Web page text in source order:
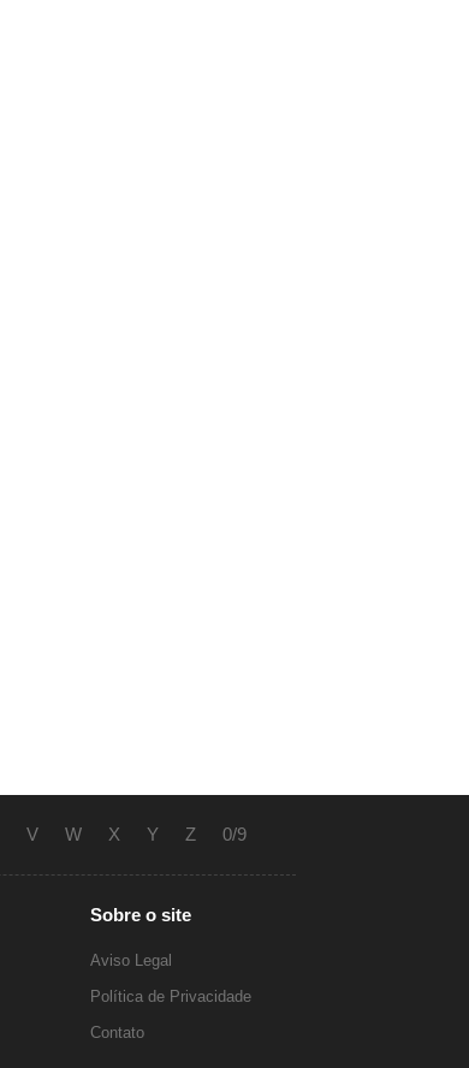
V W X Y Z 0/9
Sobre o site
Aviso Legal
Política de Privacidade
Contato